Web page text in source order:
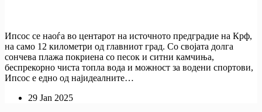
Ипсос се наоѓа во центарот на источното предградие на Крф,
на само 12 километри од главниот град. Со својата долга
сончева плажа покриена со песок и ситни камчиња,
беспрекорно чиста топла вода и можност за водени спортови,
Ипсос е едно од најидеалните…
29 Jan 2025